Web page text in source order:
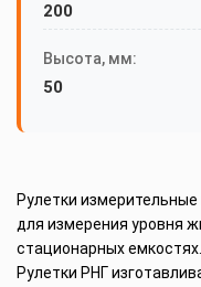
200
Высота, мм:
50
Рулетки
для измерения уровня
стационарных емкостях.
Рулетки РНГ